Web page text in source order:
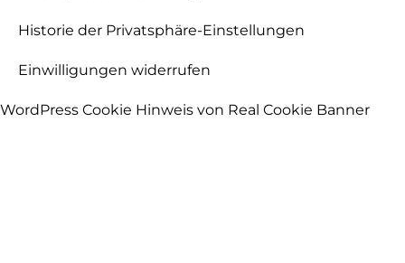
Historie der Privatsphäre-Einstellungen
Einwilligungen widerrufen
WordPress Cookie Hinweis von Real Cookie Banner